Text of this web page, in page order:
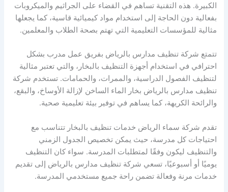
الكبيرة. هذه التقنية تساهم في القضاء على الجراثيم والميكروبات
بفعالية دون الحاجة إلى استخدام مواد كيميائية قاسية، كما يجعلها
مثالية للمؤسسات التعليمية التي تهتم بصحة الطلاب والمعلمين.
تتمتع شركة تنظيف مدارس بالرياض بفريق عمل مدرب بشكل
احترافي في استخدام أجهزة التنظيف بالبخار، والتي تعتبر مثالية
لتنظيف الفصول الدراسية، والممرات، والحمامات. تستخدم شركة
تنظيف مدارس بالرياض بخار الماء الساخن لإزالة الأوساخ، والبقع،
والرائحة الكريهة، كما يساهم في توفير بيئة تعليمية صحية.
تقدم شركة سماء الرياض خدمات تنظيف بالبخار تتناسب مع
احتياجات كل مدرسة، حيث يمكن تخصيص الجدول الزمني
والتنظيف ليكون وفقًا لمتطلبات المدرسة. سواء كان التنظيف
يوميًا أو أسبوعيًا، تسعي شركة تنظيف مدارس بالرياض إلى تقديم
خدمات مرنة وفعالة تضمن راحة جميع مستخدمي المدرسة.